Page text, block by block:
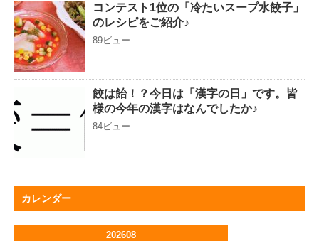
コンテスト1位の「冷たいスープ水餃子」
のレシピをご紹介♪
89ビュー
餃は飴！？今日は「漢字の日」です。皆
様の今年の漢字はなんでしたか♪
84ビュー
カレンダー
202608